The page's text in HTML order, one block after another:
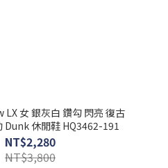
女 銀灰白 鑽勾 閃亮 復古
Dunk 休閒鞋 HQ3462-191
NT$2,280
NT$3,800